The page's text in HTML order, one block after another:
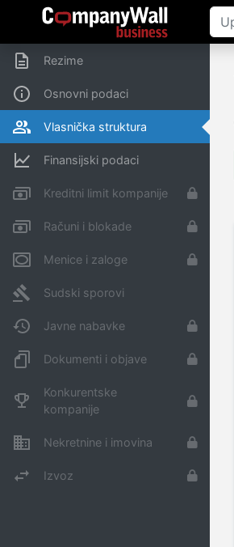
Rezime
Osnovni podaci
Vlasnička struktura
Finansijski podaci
Kreditni limit kompanije
Računi i blokade
Menice i zaloge
Sudski sporovi
Javne nabavke
Dokumenti i objave
Konkurentske
kompanije
Nekretnine i imovina
Izvoz